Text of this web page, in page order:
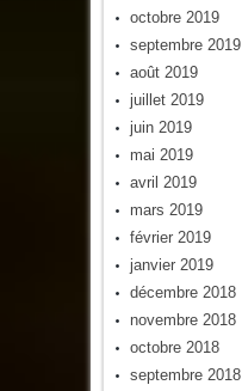
octobre 2019
septembre 2019
août 2019
juillet 2019
juin 2019
mai 2019
avril 2019
mars 2019
février 2019
janvier 2019
décembre 2018
novembre 2018
octobre 2018
septembre 2018